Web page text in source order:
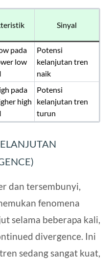
Sinyal
pada
low
Potensi
kelanjutan tren
naik
pada
high
Potensi
kelanjutan tren
turun
dan tersembunyi,
fenomena
selama beberapa kali,
divergence. Ini
sedang sangat kuat,